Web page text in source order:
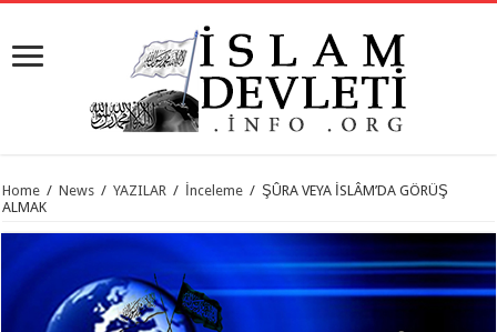
Home / News / YAZILAR / İnceleme / ŞÛRA VEYA İSLÂM’DA GÖRÜŞ
ALMAK